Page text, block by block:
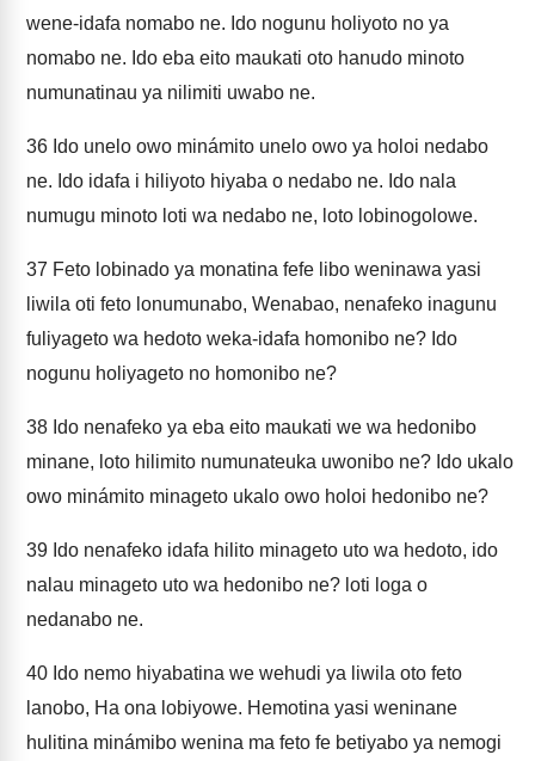
wene-idafa nomabo ne. Ido nogunu holiyoto no ya
nomabo ne. Ido eba eito maukati oto hanudo minoto
numunatinau ya nilimiti uwabo ne.
36 Ido unelo owo minámito unelo owo ya holoi nedabo
ne. Ido idafa i hiliyoto hiyaba o nedabo ne. Ido nala
numugu minoto loti wa nedabo ne, loto lobinogolowe.
37 Feto lobinado ya monatina fefe libo weninawa yasi
liwila oti feto lonumunabo, Wenabao, nenafeko inagunu
fuliyageto wa hedoto weka-idafa homonibo ne? Ido
nogunu holiyageto no homonibo ne?
38 Ido nenafeko ya eba eito maukati we wa hedonibo
minane, loto hilimito numunateuka uwonibo ne? Ido ukalo
owo minámito minageto ukalo owo holoi hedonibo ne?
39 Ido nenafeko idafa hilito minageto uto wa hedoto, ido
nalau minageto uto wa hedonibo ne? loti loga o
nedanabo ne.
40 Ido nemo hiyabatina we wehudi ya liwila oto feto
lanobo, Ha ona lobiyowe. Hemotina yasi weninane
hulitina minámibo wenina ma feto fe betiyabo ya nemogi